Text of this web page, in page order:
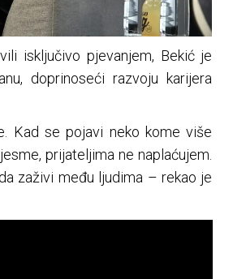
isključivo pjevanjem, Bekić je
doprinoseći razvoju karijera
Kad se pojavi neko kome više
prijateljima ne naplaćujem.
zaživi među ljudima – rekao je